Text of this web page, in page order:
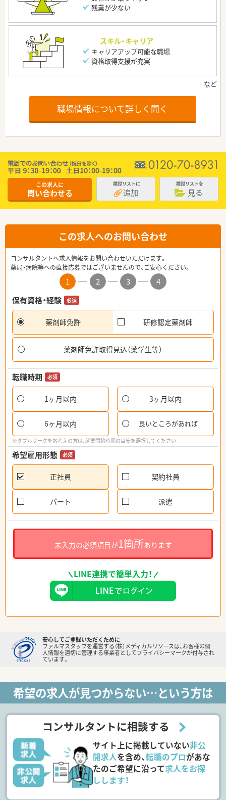
残業が少ない
スキル・キャリア
キャリアアップ可能な職場
資格取得支援が充実
職場情報について詳しく聞く
この求人に
問い合わせる
検討リストに
追加
検討リストを
見る
この求人へのお問い合わせ
コンサルタントへ求人情報をお問い合わせいただけます。
薬局・病院等への直接応募ではございませんので、ご安心ください。
1 2 3
4
保有資格・経験
必須
薬剤師免許 研修認定薬剤師
薬剤師免許取得見込（薬学生等）
転職時期 必須
1ヶ月以内 3ヶ月以内
6ヶ月以内 良いところがあれば
※ダブルワークをお考えの方は、就業開始時期の目安を選択してください
希望雇用形態 必須
正社員 契約社員
パート 派遣
未入力の必須項目が1箇所あります
LINE連携で簡単入力！
安心してご登録いただくために
ファルマスタッフを運営する（株）メディカルリソースは、お客様の個
人情報を適切に管理する事業者としてプライバシーマークが付与され
ています。
希望の求人が見つからない…という方は
コンサルタントに相談する
サイト上に掲載していない非公
開求人を含め、転職のプロがあな
たのご希望に沿って求人をお探
しします！